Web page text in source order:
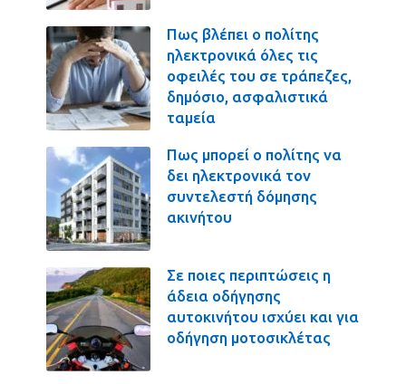
Πως βλέπει ο πολίτης
ηλεκτρονικά όλες τις
οφειλές του σε τράπεζες,
δημόσιο, ασφαλιστικά
ταμεία
Πως μπορεί ο πολίτης να
δει ηλεκτρονικά τον
συντελεστή δόμησης
ακινήτου
Σε ποιες περιπτώσεις η
άδεια οδήγησης
αυτοκινήτου ισχύει και για
οδήγηση μοτοσικλέτας